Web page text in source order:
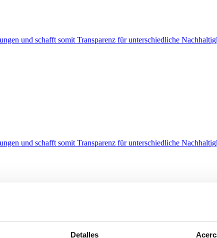
Detalles
und schafft somit Transparenz für unterschiedliche
und schafft somit Transparenz für unterschiedliche